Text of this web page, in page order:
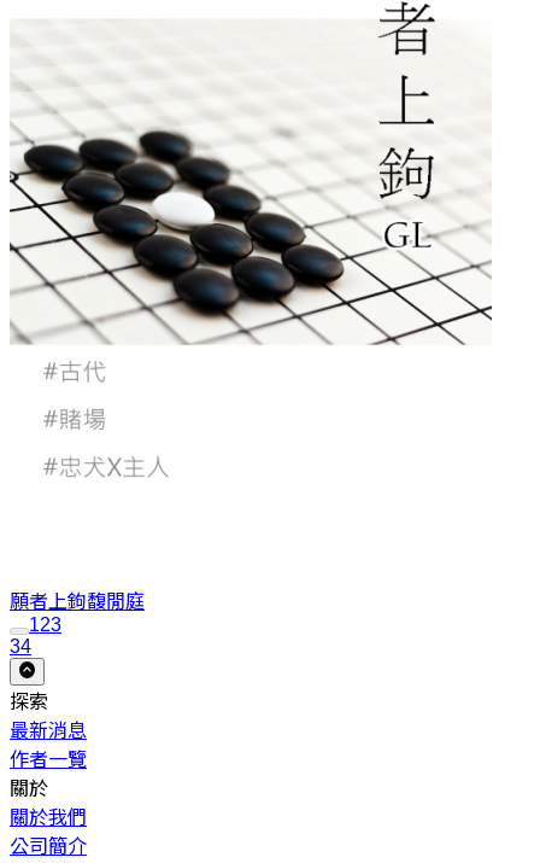
願者上鉤馥閒庭
123
34
探索
最新消息
作者一覽
關於
關於我們
公司簡介